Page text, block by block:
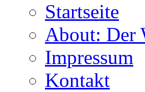
Startseite
About: Der
Impressum
Kontakt